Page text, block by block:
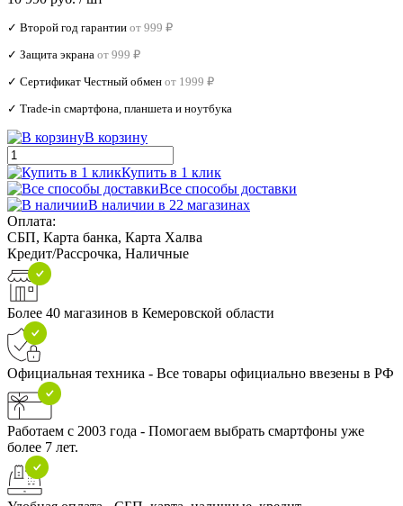
✓ Второй год гарантии от 999 ₽
✓ Защита экрана от 999 ₽
✓ Сертификат Честный обмен от 1999 ₽
✓ Trade‑in смартфона, планшета и ноутбука
В корзину
Купить в 1 клик
Все способы доставки
В наличии в 22 магазинах
Оплата:
СБП, Карта банка, Карта Халва
Кредит/Рассрочка, Наличные
Более 40 магазинов в Кемеровской области
Официальная техника - Все товары официально ввезены в РФ
Работаем с 2003 года - Помогаем выбрать смартфоны уже
более 7 лет.